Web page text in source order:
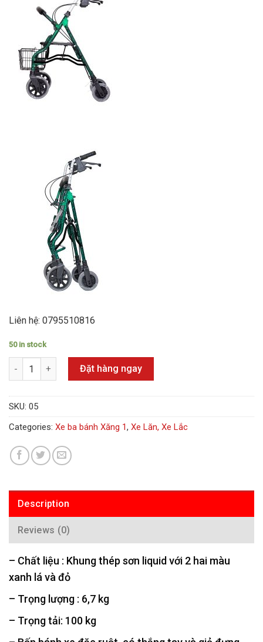
Liên hệ: 0795510816
50 in stock
KHUNG TẬP ĐI quantityĐặt hàng ngay
SKU: 05
Categories: Xe ba bánh Xăng 1, Xe Lăn, Xe Lắc
Description
Reviews (0)
– Chất liệu : Khung thép sơn liquid với 2 hai màu
xanh lá và đỏ
– Trọng lượng : 6,7 kg
– Trọng tải: 100 kg